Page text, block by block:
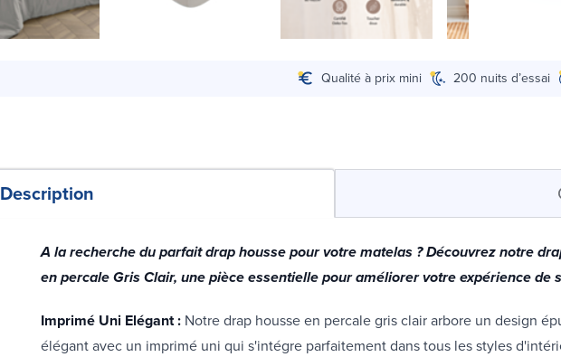
Qualité à prix mini 200 nuits d’essai
Description
A la recherche du parfait drap housse pour votre matelas ? Découvrez notre
en percale Gris Clair, une pièce essentielle pour améliorer votre expérience de
Imprimé Uni Elégant : Notre drap housse en percale gris clair arbore un design
élégant avec un imprimé uni qui s'intégre parfaitement dans tous les styles